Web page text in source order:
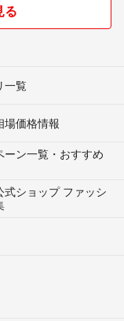
る
一覧
場価格情報
ーン一覧・おすすめ
式ショップ ファッシ